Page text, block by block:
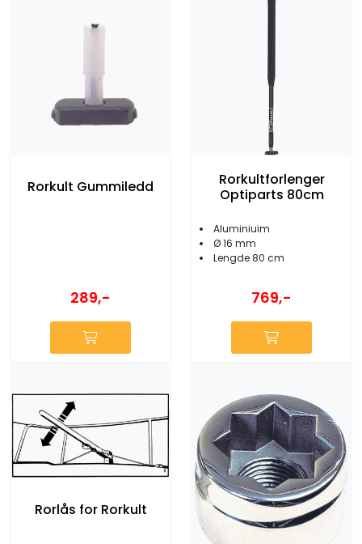
Rorkult Gummiledd
289,-
Rorkultforlenger
Optiparts 80cm
Aluminiuim
Ø 16 mm
Lengde 80 cm
769,-
Rorlås for Rorkult